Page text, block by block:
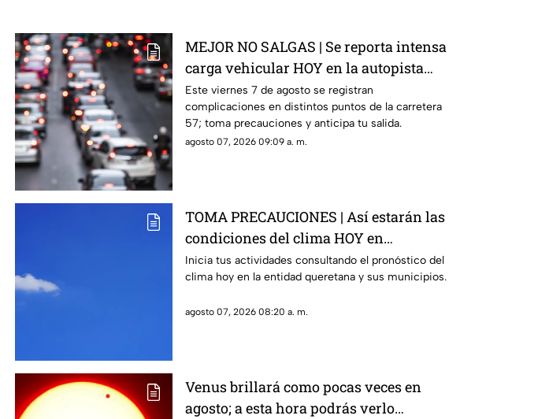
MEJOR NO SALGAS | Se reporta intensa
carga vehicular HOY en la autopista
México Querétaro
Este viernes 7 de agosto se registran
complicaciones en distintos puntos de la carretera
57; toma precauciones y anticipa tu salida.
agosto 07, 2026 09:09 a. m.
TOMA PRECAUCIONES | Así estarán las
condiciones del clima HOY en
Querétaro
Inicia tus actividades consultando el pronóstico del
clima hoy en la entidad queretana y sus municipios.
agosto 07, 2026 08:20 a. m.
Venus brillará como pocas veces en
agosto; a esta hora podrás verlo